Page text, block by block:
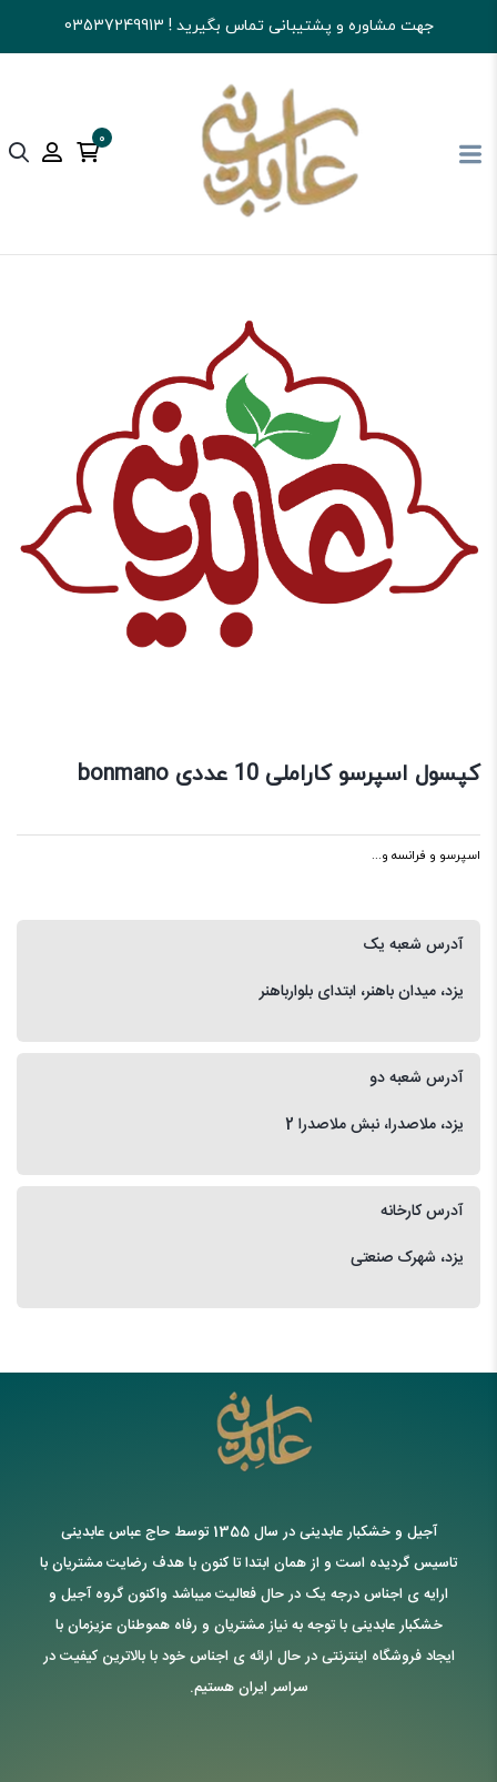
جهت مشاوره و پشتیبانی تماس بگیرید ! 03537249913
0
آجیل و خشکبار عابدینی قهوه اسپرسو و فرانسه و...
کپسول اسپرسو کاراملی 10 عددی bonmano
اسپرسو و فرانسه و...
آدرس شعبه یک
یزد، میدان باهنر، ابتدای بلوارباهنر
آدرس شعبه دو
یزد، ملاصدرا، نبش ملاصدرا 2
آدرس کارخانه
یزد، شهرک صنعتی
آجیل و خشکبار عابدینی در سال 1355 توسط حاج عباس عابدینی
تاسیس گردیده است و از همان ابتدا تا کنون با هدف رضایت مشتریان با
ارایه ی اجناس درجه یک در حال فعالیت میباشد واکنون گروه آجیل و
خشکبار عابدینی با توجه به نیاز مشتریان و رفاه هموطنان عزیزمان با
ایجاد فروشگاه اینترنتی در حال ارائه ی اجناس خود با بالاترین کیفیت در
سراسر ایران هستیم.